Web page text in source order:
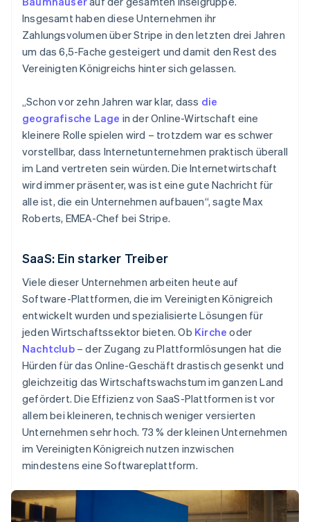
Insgesamt haben diese Unternehmen ihr
Zahlungsvolumen über Stripe in den letzten drei Jahren
um das 6,5-Fache gesteigert und damit den Rest des
Vereinigten Königreichs hinter sich gelassen.
„Schon vor zehn Jahren war klar, dass die
geografische Lage in der Online-Wirtschaft eine
kleinere Rolle spielen wird – trotzdem war es schwer
vorstellbar, dass Internetunternehmen praktisch überall
im Land vertreten sein würden. Die Internetwirtschaft
wird immer präsenter, was ist eine gute Nachricht für
alle ist, die ein Unternehmen aufbauen“, sagte Max
Roberts, EMEA-Chef bei Stripe.
SaaS: Ein starker Treiber
Viele dieser Unternehmen arbeiten heute auf
Software-Plattformen, die im Vereinigten Königreich
entwickelt wurden und spezialisierte Lösungen für
jeden Wirtschaftssektor bieten. Ob Kirche oder
Nachtclub– der Zugang zu Plattformlösungen hat die
Hürden für das Online-Geschäft drastisch gesenkt und
gleichzeitig das Wirtschaftswachstum im ganzen Land
gefördert. Die Effizienz von SaaS-Plattformen ist vor
allem bei kleineren, technisch weniger versierten
Unternehmen sehr hoch. 73 % der kleinen Unternehmen
im Vereinigten Königreich nutzen inzwischen
mindestens eine Softwareplattform.